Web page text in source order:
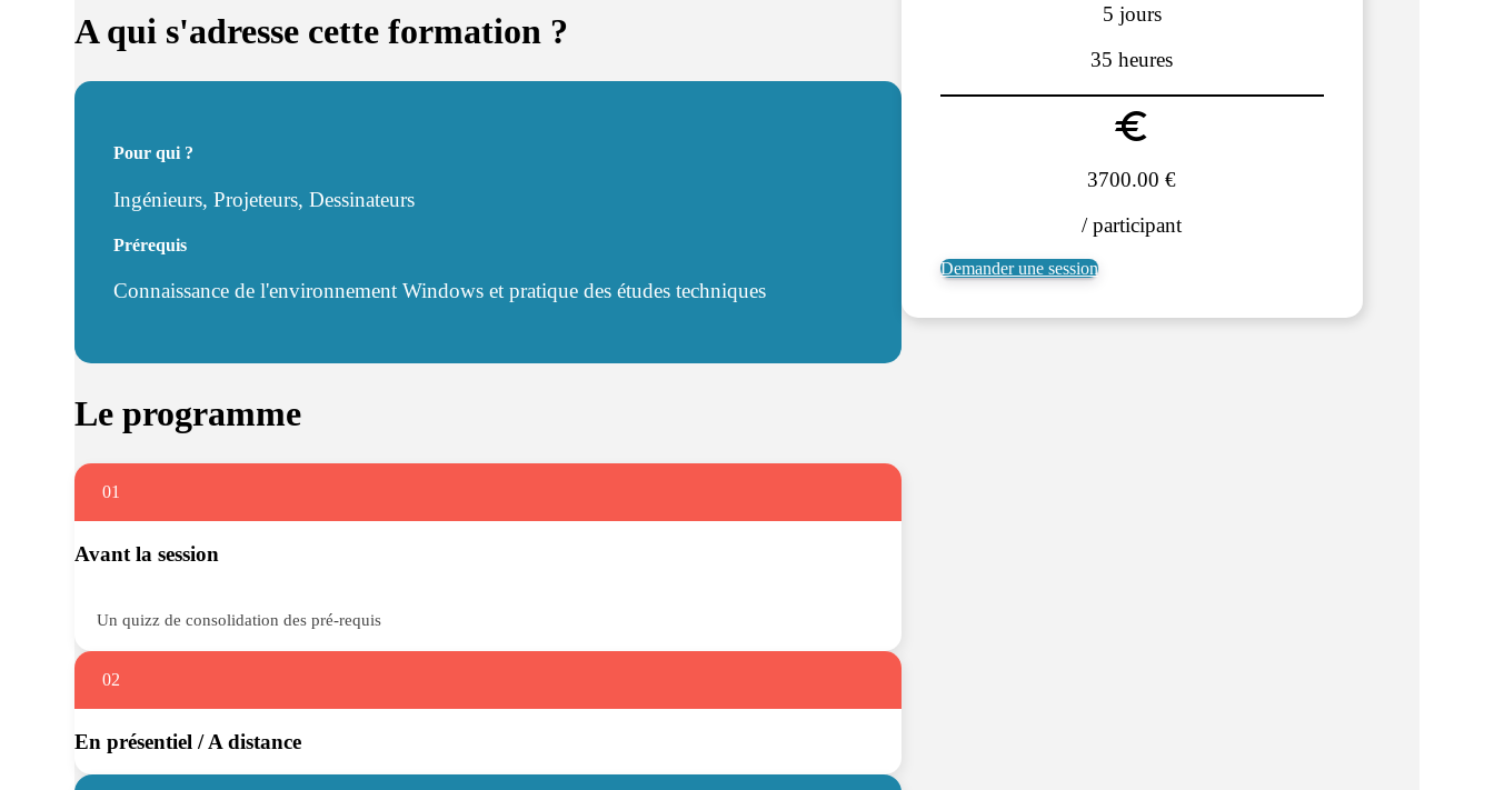
A qui s'adresse cette formation ?
Pour qui ?
Ingénieurs, Projeteurs, Dessinateurs
Prérequis
Connaissance de l'environnement Windows et pratique des études techniques
Le programme
01
Avant la session
Un quizz de consolidation des pré-requis
02
En présentiel / A distance
5 jours
35 heures
3700.00 €
/ participant
Demander une session